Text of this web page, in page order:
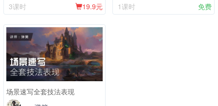
3课时
19.9元
1课时
免费
场景速写全套技法表现